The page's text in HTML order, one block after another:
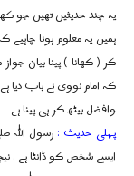
یہ چند حدیثیں تھیں جو
ہمیں یہ معلوم ہونا
کر ( کھانا ) پینا بیان
کہ امام نووی نے باب دیا
وافضل بیٹھ کر ہی پینا
پہلی حدیث :رسول اللہ
ایسے شخص کو ڈانٹا ہے .